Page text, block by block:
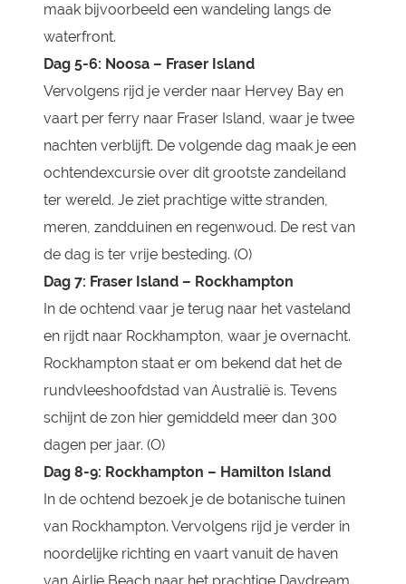
maak bijvoorbeeld een wandeling langs de
waterfront.
Dag 5-6: Noosa – Fraser Island
Vervolgens rijd je verder naar Hervey Bay en
vaart per ferry naar Fraser Island, waar je twee
nachten verblijft. De volgende dag maak je een
ochtendexcursie over dit grootste zandeiland
ter wereld. Je ziet prachtige witte stranden,
meren, zandduinen en regenwoud. De rest van
de dag is ter vrije besteding. (O)
Dag 7: Fraser Island – Rockhampton
In de ochtend vaar je terug naar het vasteland
en rijdt naar Rockhampton, waar je overnacht.
Rockhampton staat er om bekend dat het de
rundvleeshoofdstad van Australië is. Tevens
schijnt de zon hier gemiddeld meer dan 300
dagen per jaar. (O)
Dag 8-9: Rockhampton – Hamilton Island
In de ochtend bezoek je de botanische tuinen
van Rockhampton. Vervolgens rijd je verder in
noordelijke richting en vaart vanuit de haven